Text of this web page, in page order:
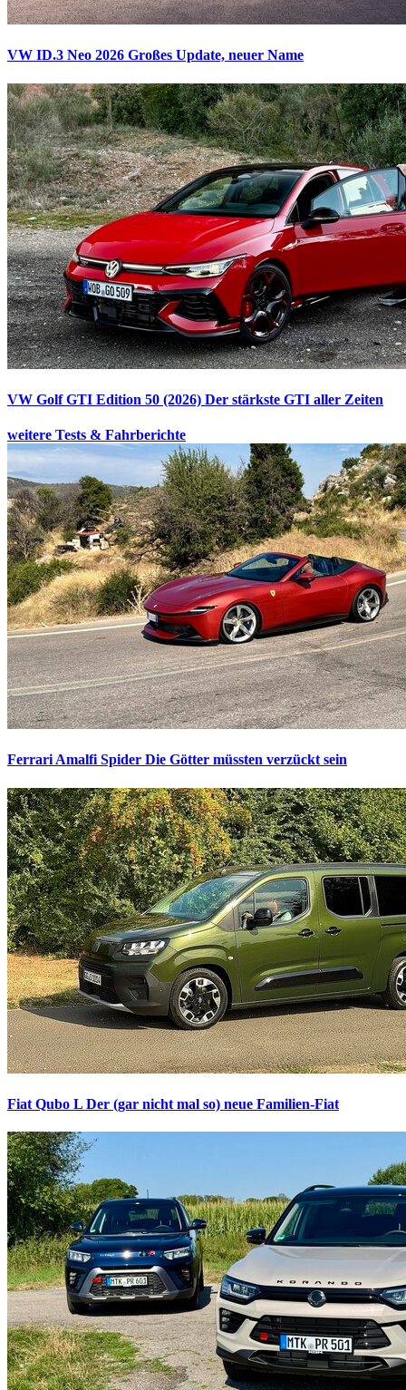
VW ID.3 Neo 2026 Großes Update, neuer Name
VW Golf GTI Edition 50 (2026) Der stärkste GTI aller Zeiten
weitere Tests & Fahrberichte
Ferrari Amalfi Spider Die Götter müssten verzückt sein
Fiat Qubo L Der (gar nicht mal so) neue Familien-Fiat